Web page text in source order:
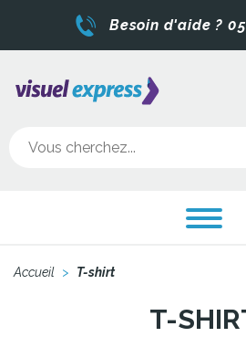
Besoin d'aide ?
Accueil > T-shirt
T-